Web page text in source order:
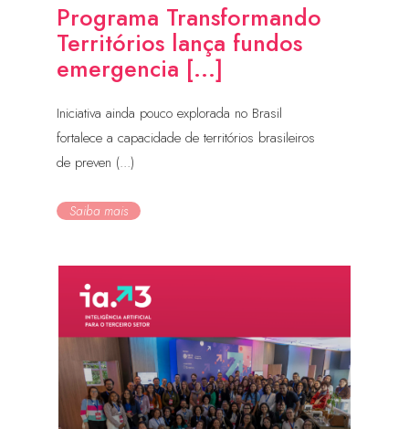
Programa Transformando
Territórios lança fundos
emergencia [...]
Iniciativa ainda pouco explorada no Brasil
fortalece a capacidade de territórios brasileiros
de preven (...)
Saiba mais